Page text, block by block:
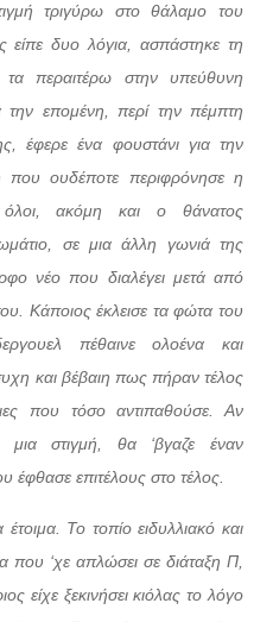
τριγύρω στο θάλαμο του
είπε δυο λόγια, ασπάστηκε τη
περαιτέρω στην υπεύθυνη
επομένη, περί την πέμπτη
έφερε ένα φουστάνι για την
που ουδέποτε περιφρόνησε η
όλοι, ακόμη και ο θάνατος
σε μια άλλη γωνιά της
νέο που διαλέγει μετά από
Κάποιος έκλεισε τα φώτα του
πέθαινε ολοένα και
και βέβαιη πως πήραν τέλος
που τόσο αντιπαθούσε. Αν
μια στιγμή, θα ‘βγαζε έναν
επιτέλους στο τέλος.
Το τοπίο ειδυλλιακό και
που ‘χε απλώσει σε διάταξη Π,
είχε ξεκινήσει κιόλας το λόγο